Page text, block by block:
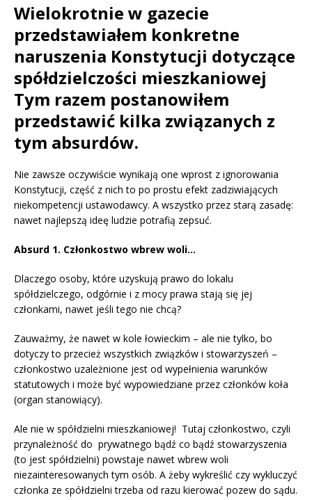
Wielokrotnie w gazecie
przedstawiałem konkretne
naruszenia Konstytucji dotyczące
spółdzielczości mieszkaniowej
Tym razem postanowiłem
przedstawić kilka związanych z
tym absurdów.
Nie zawsze oczywiście wynikają one wprost z ignorowania
Konstytucji, część z nich to po prostu efekt zadziwiających
niekompetencji ustawodawcy. A wszystko przez starą zasadę:
nawet najlepszą ideę ludzie potrafią zepsuć.
Absurd 1. Członkostwo wbrew woli…
Dlaczego osoby, które uzyskują prawo do lokalu
spółdzielczego, odgórnie i z mocy prawa stają się jej
członkami, nawet jeśli tego nie chcą?
Zauważmy, że nawet w kole łowieckim – ale nie tylko, bo
dotyczy to przecież wszystkich związków i stowarzyszeń –
członkostwo uzależnione jest od wypełnienia warunków
statutowych i może być wypowiedziane przez członków koła
(organ stanowiący).
Ale nie w spółdzielni mieszkaniowej! Tutaj członkostwo, czyli
przynależność do prywatnego bądź co bądź stowarzyszenia
(to jest spółdzielni) powstaje nawet wbrew woli
niezainteresowanych tym osób. A żeby wykreślić czy wykluczyć
członka ze spółdzielni trzeba od razu kierować pozew do sądu.